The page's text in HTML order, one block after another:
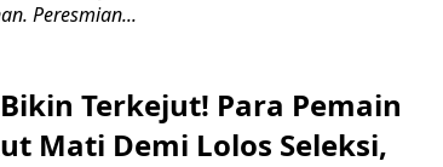
Peresmian...
Terkejut! Para Pemain
Mati Demi Lolos Seleksi,